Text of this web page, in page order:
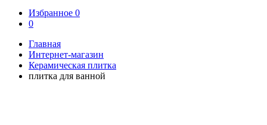
Избранное 0
0
Главная
Интернет-магазин
Керамическая плитка
плитка для ванной